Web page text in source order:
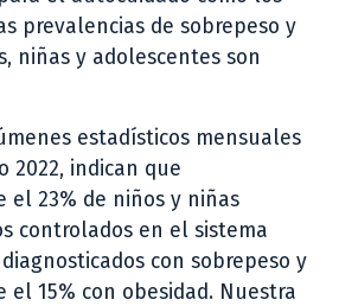
prevalencias de sobrepeso y
niñas y adolescentes son
estadísticos mensuales
2022, indican que
el 23% de niños y niñas
controlados en el sistema
con sobrepeso y
el 15% con obesidad. Nuestra